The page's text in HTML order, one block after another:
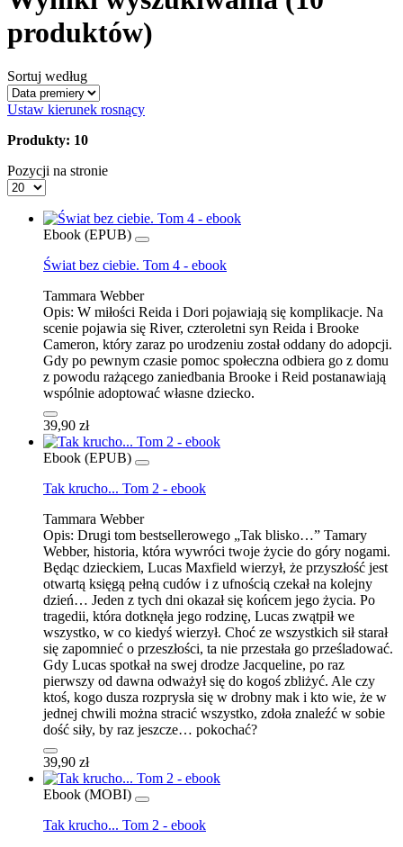
produktów)
Sortuj według
Ustaw kierunek rosnący
Produkty: 10
Pozycji na stronie
Ebook (EPUB)
Świat bez ciebie. Tom 4 - ebook
Tammara Webber
Opis: W miłości Reida i Dori pojawiają się komplikacje. Na
scenie pojawia się River, czteroletni syn Reida i Brooke
Cameron, który zaraz po urodzeniu został oddany do adopcji.
Gdy po pewnym czasie pomoc społeczna odbiera go z domu
z powodu rażącego zaniedbania Brooke i Reid postanawiają
wspólnie adoptować własne dziecko.
39,90 zł
Ebook (EPUB)
Tak krucho... Tom 2 - ebook
Tammara Webber
Opis: Drugi tom bestsellerowego „Tak blisko…” Tamary
Webber, historia, która wywróci twoje życie do góry nogami.
Będąc dzieckiem, Lucas Maxfield wierzył, że przyszłość jest
otwartą księgą pełną cudów i z ufnością czekał na kolejny
dzień… Jeden z tych dni okazał się końcem jego życia. Po
tragedii, która dotknęła jego rodzinę, Lucas zwątpił we
wszystko, w co kiedyś wierzył. Choć ze wszystkich sił starał
się zapomnieć o przeszłości, ta nie przestała go prześladować.
Gdy Lucas spotkał na swej drodze Jacqueline, po raz
pierwszy od dawna odważył się do kogoś zbliżyć. Ale czy
ktoś, kogo dusza rozprysła się w drobny mak i kto wie, że w
jednej chwili można stracić wszystko, zdoła znaleźć w sobie
dość siły, by raz jeszcze… pokochać?
39,90 zł
Ebook (MOBI)
Tak krucho... Tom 2 - ebook